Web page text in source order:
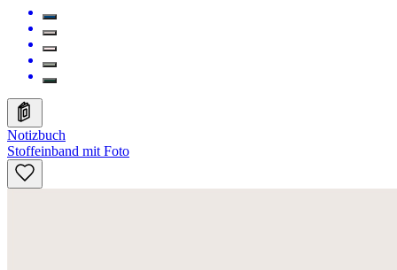
Notizbuch
Stoffeinband mit Foto